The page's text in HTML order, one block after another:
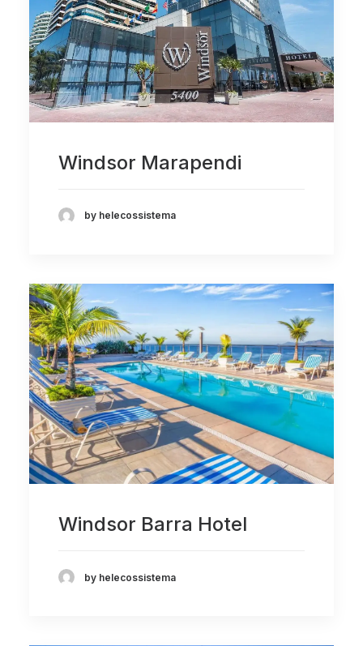
Windsor Marapendi
by helecossistema
Windsor Barra Hotel
by helecossistema